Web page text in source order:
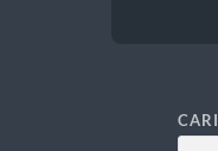
CARI